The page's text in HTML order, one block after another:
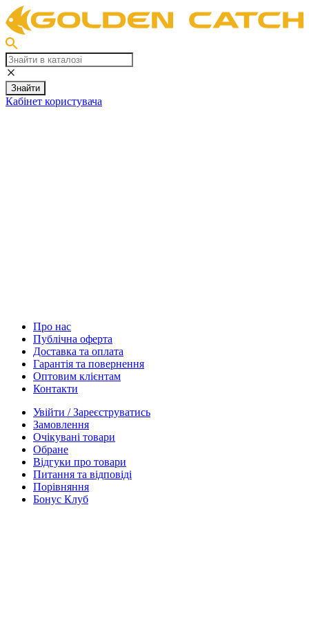
Знайти
Кабінет користувача
Про нас
Публічна оферта
Доставка та оплата
Гарантія та повернення
Оптовим клієнтам
Контакти
Увійти / Зареєструватись
Замовлення
Очікувані товари
Обране
Відгуки про товари
Питання та відповіді
Порівняння
Бонус Клуб